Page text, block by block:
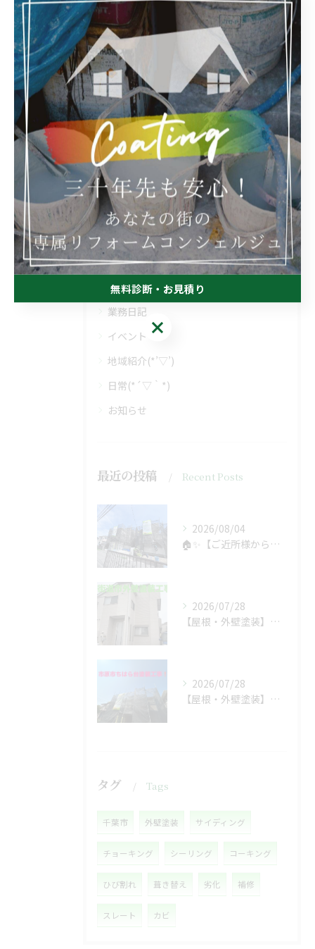
業務日記
< 前のページ 次のページ >
カテゴリー Categories
全てのカテゴリー
屋根
防水
塗り替え
内装
雨漏れ
業務日記
イベント
地域紹介(*’▽’)
日常(*´▽｀*)
お知らせ
最近の投稿 Recent Posts
2026/08/04
🏠✨【ご近所様からのご紹介で、工事スタート！】✨🏠
2026/07/28
【屋根・外壁塗装】工事着工しました❗️
2026/07/28
【屋根・外壁塗装】着工しました❗️
タグ Tags
千葉市 外壁塗装 サイディング
チョーキング シーリング コーキング
ひび割れ 葺き替え 劣化 補修
スレート カビ
無料診断・お見積り
無料診断・お見積り